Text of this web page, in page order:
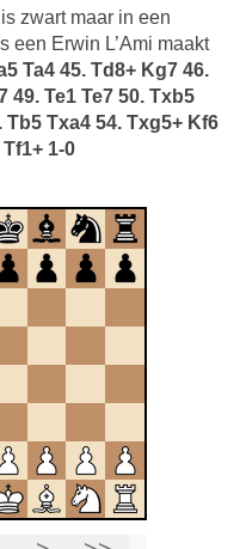
zwart maar in een
een Erwin L’Ami maakt
Ta4 45. Td8+ Kg7 46.
49. Te1 Te7 50. Txb5
Tb5 Txa4 54. Txg5+ Kf6
1-0